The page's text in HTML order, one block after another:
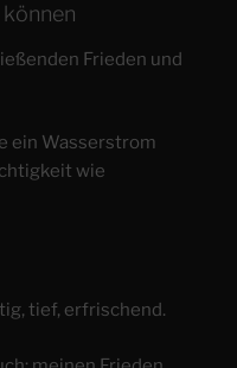
Frieden und
ein Wasserstrom
wie
tief, erfrischend.